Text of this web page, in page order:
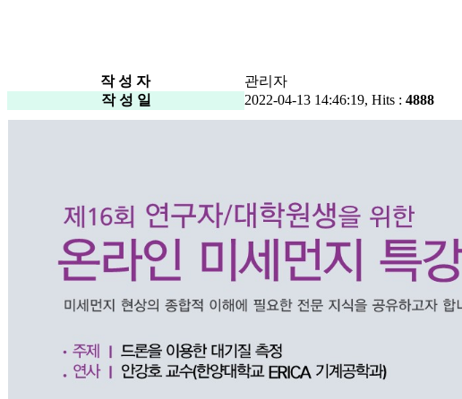
작 성 자
관리자
작 성 일
2022-04-13 14:46:19, Hits : 4888